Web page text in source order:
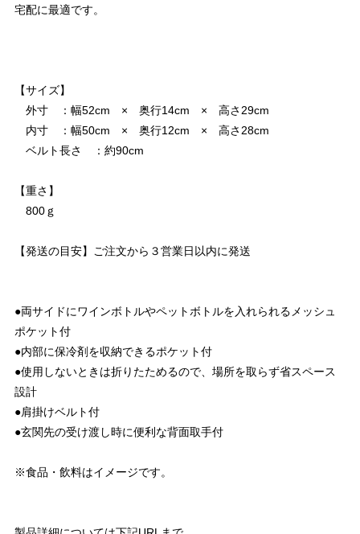
宅配に最適です。
【サイズ】
外寸 ：幅52cm × 奥行14cm × 高さ29cm
内寸 ：幅50cm × 奥行12cm × 高さ28cm
ベルト長さ ：約90cm
【重さ】
800ｇ
【発送の目安】ご注文から３営業日以内に発送
●両サイドにワインボトルやペットボトルを入れられるメッシュ
ポケット付
●内部に保冷剤を収納できるポケット付
●使用しないときは折りたためるので、場所を取らず省スペース
設計
●肩掛けベルト付
●玄関先の受け渡し時に便利な背面取手付
※食品・飲料はイメージです。